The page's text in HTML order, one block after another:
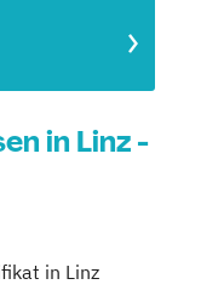
in Linz -
in Linz